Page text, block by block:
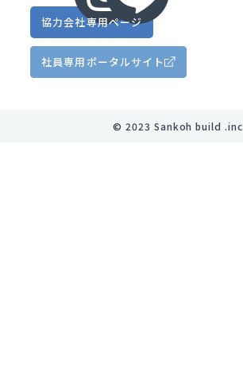
協力会社専用ページ
社員専用 ポータルサイト
©︎ 2023 Sankoh build .inc